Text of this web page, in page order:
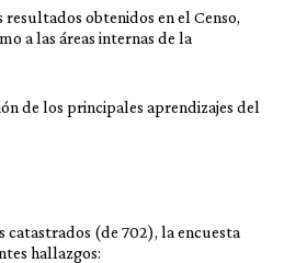
resultados obtenidos en el Censo,
a las áreas internas de la
de los principales aprendizajes del
catastrados (de 702), la encuesta
hallazgos: